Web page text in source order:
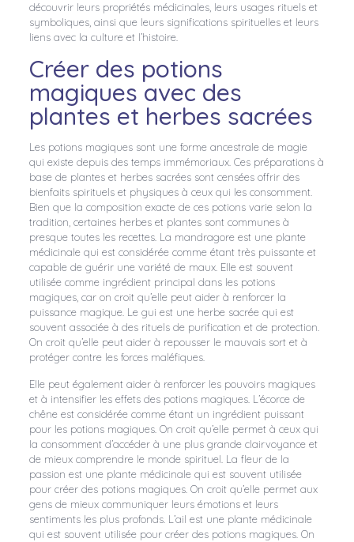
découvrir leurs propriétés médicinales, leurs usages rituels et
symboliques, ainsi que leurs significations spirituelles et leurs
liens avec la culture et l’histoire.
Créer des potions
magiques avec des
plantes et herbes sacrées
Les potions magiques sont une forme ancestrale de magie
qui existe depuis des temps immémoriaux. Ces préparations à
base de plantes et herbes sacrées sont censées offrir des
bienfaits spirituels et physiques à ceux qui les consomment.
Bien que la composition exacte de ces potions varie selon la
tradition, certaines herbes et plantes sont communes à
presque toutes les recettes. La mandragore est une plante
médicinale qui est considérée comme étant très puissante et
capable de guérir une variété de maux. Elle est souvent
utilisée comme ingrédient principal dans les potions
magiques, car on croit qu’elle peut aider à renforcer la
puissance magique. Le gui est une herbe sacrée qui est
souvent associée à des rituels de purification et de protection.
On croit qu’elle peut aider à repousser le mauvais sort et à
protéger contre les forces maléfiques.
Elle peut également aider à renforcer les pouvoirs magiques
et à intensifier les effets des potions magiques. L’écorce de
chêne est considérée comme étant un ingrédient puissant
pour les potions magiques. On croit qu’elle permet à ceux qui
la consomment d’accéder à une plus grande clairvoyance et
de mieux comprendre le monde spirituel. La fleur de la
passion est une plante médicinale qui est souvent utilisée
pour créer des potions magiques. On croit qu’elle permet aux
gens de mieux communiquer leurs émotions et leurs
sentiments les plus profonds. L’ail est une plante médicinale
qui est souvent utilisée pour créer des potions magiques. On